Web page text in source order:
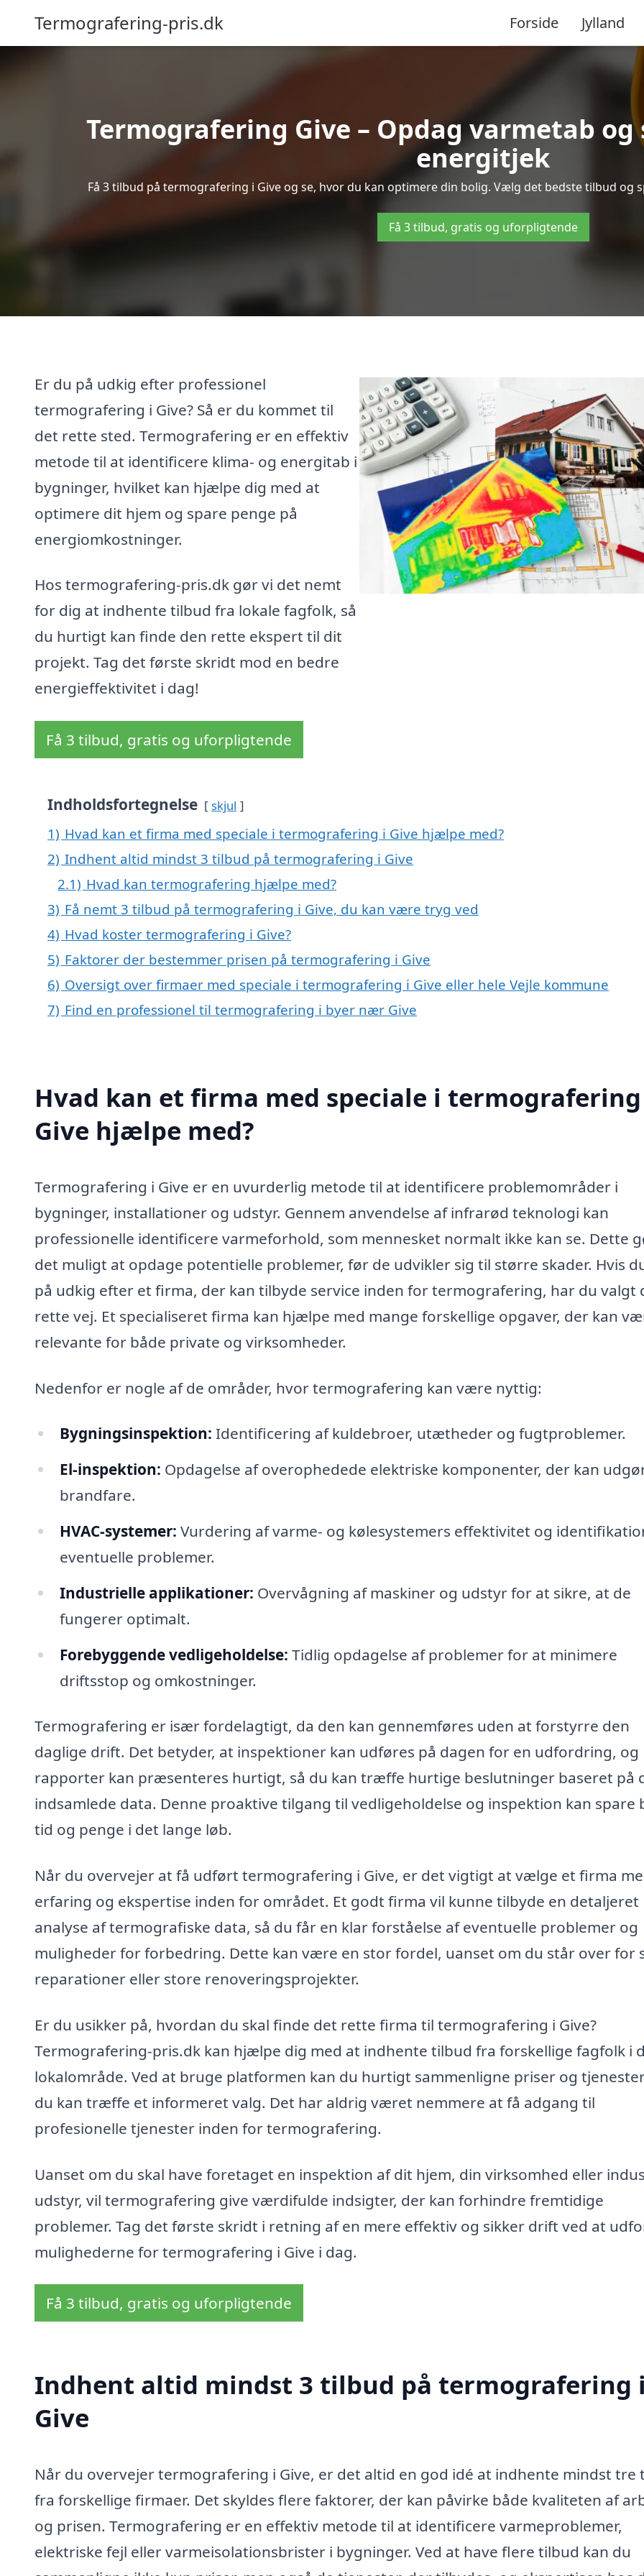
Termografering-pris.dk Forside Jylland
Termografering Give – Opdag varmetab
energitjek
Få 3 tilbud på termografering i Give og se, hvor du kan optimere din bolig. Vælg det bedste tilbud og
Få 3 tilbud, gratis og uforpligtende
Er du på udkig efter professionel
termografering i Give? Så er du kommet til
det rette sted. Termografering er en effektiv
metode til at identificere klima- og energitab i
bygninger, hvilket kan hjælpe dig med at
optimere dit hjem og spare penge på
energiomkostninger.
Hos termografering-pris.dk gør vi det nemt
for dig at indhente tilbud fra lokale fagfolk, så
du hurtigt kan finde den rette ekspert til dit
projekt. Tag det første skridt mod en bedre
energieffektivitet i dag!
Få 3 tilbud, gratis og uforpligtende
Indholdsfortegnelse skjul
1) Hvad kan et firma med speciale i termografering i Give hjælpe med?
2) Indhent altid mindst 3 tilbud på termografering i Give
2.1) Hvad kan termografering hjælpe med?
3) Få nemt 3 tilbud på termografering i Give, du kan være tryg ved
4) Hvad koster termografering i Give?
5) Faktorer der bestemmer prisen på termografering i Give
6) Oversigt over firmaer med speciale i termografering i Give eller hele Vejle kommune
7) Find en professionel til termografering i byer nær Give
Hvad kan et firma med speciale i
Give hjælpe med?
Termografering i Give er en uvurderlig metode til at identificere problemområder i
bygninger, installationer og udstyr. Gennem anvendelse af infrarød teknologi kan
professionelle identificere varmeforhold, som mennesket normalt ikke kan se. Dette
det muligt at opdage potentielle problemer, før de udvikler sig til større skader. Hvis
på udkig efter et firma, der kan tilbyde service inden for termografering, har du valgt
rette vej. Et specialiseret firma kan hjælpe med mange forskellige opgaver, der kan
relevante for både private og virksomheder.
Nedenfor er nogle af de områder, hvor termografering kan være nyttig:
Bygningsinspektion: Identificering af kuldebroer, utætheder og fugtproblemer.
El-inspektion: Opdagelse af overophedede elektriske komponenter, der kan
brandfare.
HVAC-systemer: Vurdering af varme- og kølesystemers effektivitet og
eventuelle problemer.
Industrielle applikationer: Overvågning af maskiner og udstyr for at sikre, at de
fungerer optimalt.
Forebyggende vedligeholdelse: Tidlig opdagelse af problemer for at minimere
driftsstop og omkostninger.
Termografering er især fordelagtigt, da den kan gennemføres uden at forstyrre den
daglige drift. Det betyder, at inspektioner kan udføres på dagen for en udfordring, og
rapporter kan præsenteres hurtigt, så du kan træffe hurtige beslutninger baseret på
indsamlede data. Denne proaktive tilgang til vedligeholdelse og inspektion kan spare
tid og penge i det lange løb.
Når du overvejer at få udført termografering i Give, er det vigtigt at vælge et firma
erfaring og ekspertise inden for området. Et godt firma vil kunne tilbyde en detaljeret
analyse af termografiske data, så du får en klar forståelse af eventuelle problemer og
muligheder for forbedring. Dette kan være en stor fordel, uanset om du står over for
reparationer eller store renoveringsprojekter.
Er du usikker på, hvordan du skal finde det rette firma til termografering i Give?
Termografering-pris.dk kan hjælpe dig med at indhente tilbud fra forskellige fagfolk i
lokalområde. Ved at bruge platformen kan du hurtigt sammenligne priser og
du kan træffe et informeret valg. Det har aldrig været nemmere at få adgang til
profesionelle tjenester inden for termografering.
Uanset om du skal have foretaget en inspektion af dit hjem, din virksomhed eller
udstyr, vil termografering give værdifulde indsigter, der kan forhindre fremtidige
problemer. Tag det første skridt i retning af en mere effektiv og sikker drift ved at
mulighederne for termografering i Give i dag.
Få 3 tilbud, gratis og uforpligtende
Indhent altid mindst 3 tilbud på termografering i
Give
Når du overvejer termografering i Give, er det altid en god idé at indhente mindst tre
fra forskellige firmaer. Det skyldes flere faktorer, der kan påvirke både kvaliteten af
og prisen. Termografering er en effektiv metode til at identificere varmeproblemer,
elektriske fejl eller varmeisolationsbrister i bygninger. Ved at have flere tilbud kan du